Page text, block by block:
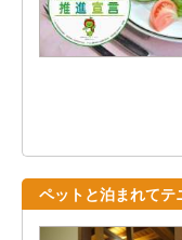
ペットと泊まれてテ